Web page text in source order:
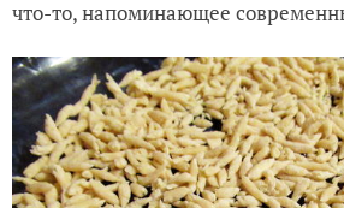
что-то, напоминающее